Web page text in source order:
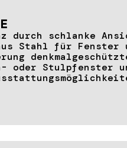
durch schlanke
Stahl für Fenster
oder Stulpfenster